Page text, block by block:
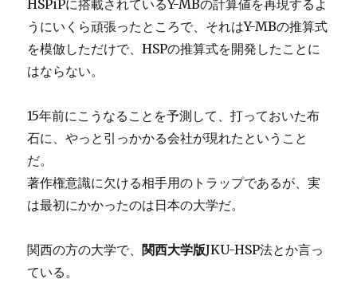
HSPiPに搭載されているY-MBの計算値を再現するよ
うにいくら頑張ったところで、それはY-MBの推算式
を模倣しただけで、HSPの推算式を開発したことに
はならない。
15年前にこうなることを予測して、打っておいた布
石に、やっと引っかかる会社が現れたということ
だ。
著作権意識に欠ける相手用のトラップであるが、実
は最初にかかったのは日本の大学だ。
関西の方の大学で、関西大学版JKU-HSP法とか言っ
ている。